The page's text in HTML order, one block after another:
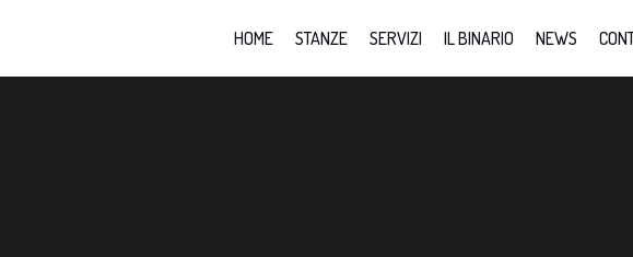
HOME STANZE SERVIZI IL BINARIO NEWS